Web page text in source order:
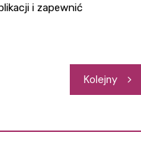
i zapewnić
Kolejny